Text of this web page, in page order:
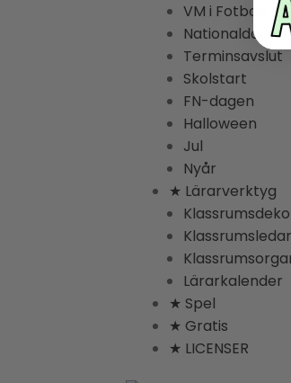
VM i Fotboll
Nationaldagen
Terminsavslut
Skolstart
FN-dagen
Halloween
Jul
Nyår
★ Lärarverktyg
Lärarkalender
★ Spel
★ Gratis
★ LICENSER